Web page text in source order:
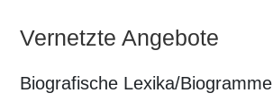
Vernetzte Angebote
Biografische Lexika/Biogramme